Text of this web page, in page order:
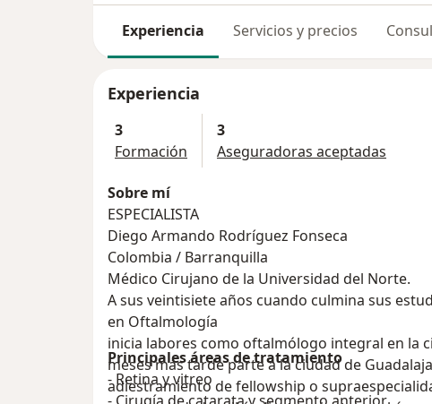
Experiencia Servicios y precios
Experiencia
3
Formación
3
Aseguradoras aceptadas
Sobre mí
ESPECIALISTA
Diego Armando Rodríguez Fonseca
Colombia / Barranquilla
Médico Cirujano de la Universidad del Norte.
A sus veintisiete años cuando culmina sus
en Oftalmología
inicia labores como oftalmólogo integral en la
meses más tarde parte a la ciudad de
adiestramiento de fellowship o
Principales áreas de tratamiento
- Retina y vitreo